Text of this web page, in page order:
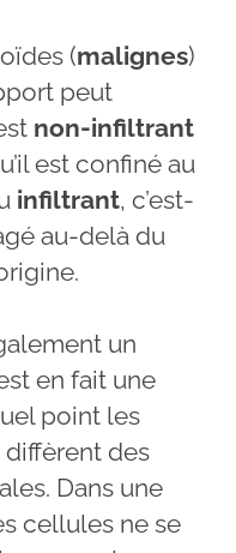
(malignes)
peut
non-infiltrant
est confiné au
infiltrant, c’est-
au-delà du
un
en fait une
point les
des
Dans une
cellules ne se